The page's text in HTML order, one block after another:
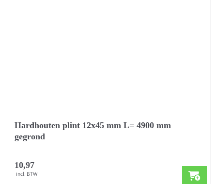
Hardhouten plint 12x45 mm L= 4900 mm
gegrond
10,97
incl. BTW